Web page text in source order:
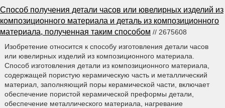
Способ получения детали часов или ювелирных изделий из
композиционного материала и деталь из композиционного
материала, полученная таким способом // 2675608
Изобретение относится к способу изготовления детали часов
или ювелирных изделий из композиционного материала.
Способ изготовления детали из композиционного материала,
содержащей пористую керамическую часть и металлический
материал, заполняющий поры керамической части, включает
обеспечение пористой керамической преформы детали,
обеспечение металлического материала, нагревание